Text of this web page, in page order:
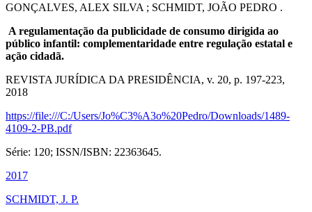
GONÇALVES, ALEX SILVA ; SCHMIDT, JOÃO PEDRO .
A regulamentação da publicidade de consumo dirigida ao
público infantil: complementaridade entre regulação estatal e
ação cidadã.
REVISTA JURÍDICA DA PRESIDÊNCIA, v. 20, p. 197-223,
2018
https://file:///C:/Users/Jo%C3%A3o%20Pedro/Downloads/1489-
4109-2-PB.pdf
Série: 120; ISSN/ISBN: 22363645.
2017
SCHMIDT, J. P.